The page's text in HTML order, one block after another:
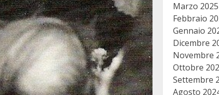
Marzo 2025
Febbraio
Gennaio
Dicembre
Novembre
Ottobre
Settembre
Agosto